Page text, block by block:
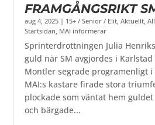
FRAMGÅNGSRIKT
aug 4, 2025 | 15+ / Senior / Elit ,Aktuellt ,
Startsidan MAI informerar
Sprinterdrottningen Julia
guld när SM avgjordes i
Montler segrade programenligt
MAI:s kastare firade stora
plockade som väntat hem
och bärgade...